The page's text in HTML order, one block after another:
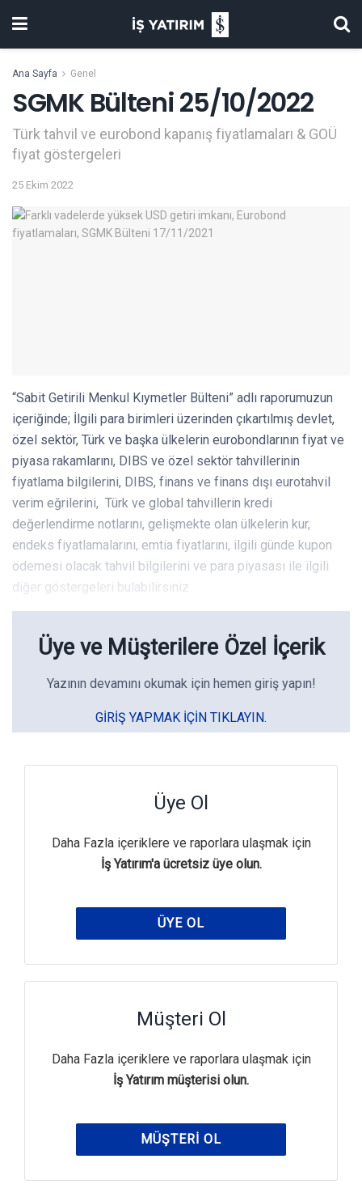
Ana Sayfa Genel
SGMK Bülteni 25/10/2022
Türk tahvil ve eurobond kapanış fiyatlamaları & GOÜ
fiyat göstergeleri
25 Ekim 2022
“Sabit Getirili Menkul Kıymetler Bülteni” adlı raporumuzun
içeriğinde; İlgili para birimleri üzerinden çıkartılmış devlet,
özel sektör, Türk ve başka ülkelerin eurobondlarının fiyat ve
piyasa rakamlarını, DIBS ve özel sektör tahvillerinin
fiyatlama bilgilerini, DIBS, finans ve finans dışı eurotahvil
verim eğrilerini, Türk ve global tahvillerin kredi
değerlendirme notlarını, gelişmekte olan ülkelerin kur,
endeks fiyatlamalarını, emtia fiyatlarını, ilgili günde kupon
ödemesi olacak tahvil bilgilerini ve para piyasası ile ilgili
diğer göstergeleri bulabilirsiniz.
Üye ve Müşterilere Özel İçerik
Yazının devamını okumak için hemen giriş yapın!
GIRIŞ YAPMAK IÇIN TIKLAYIN.
Üye Ol
Daha Fazla içeriklere ve raporlara ulaşmak için
İş Yatırım'a ücretsiz üye olun.
ÜYE OL
Müşteri Ol
Daha Fazla içeriklere ve raporlara ulaşmak için
İş Yatırım müşterisi olun.
MÜŞTERI OL